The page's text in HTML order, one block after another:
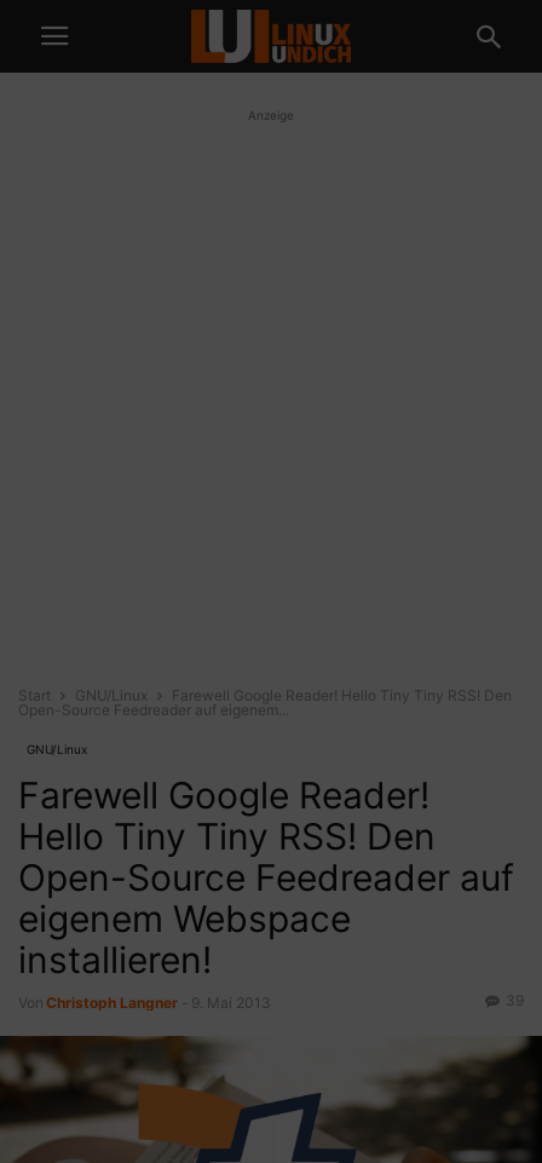
Anzeige
Start GNU/Linux
Farewell Google Reader! Hello Tiny Tiny RSS! Den
Open-Source Feedreader auf eigenem...
GNU/Linux
Farewell Google Reader!
Hello Tiny Tiny RSS! Den
Open-Source Feedreader auf
eigenem Webspace
installieren!
Von Christoph Langner 9. Mai 2013 39